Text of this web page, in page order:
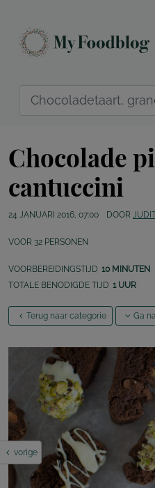
Chocolade
cantuccini
24 JANUARI 2016, 07:00 DOOR
VOOR 32 PERSONEN
VOORBEREIDINGSTIJD 10 MINUTEN
TOTALE BENODIGDE TIJD 1 UUR
Terug naar categorie Ga
vorige